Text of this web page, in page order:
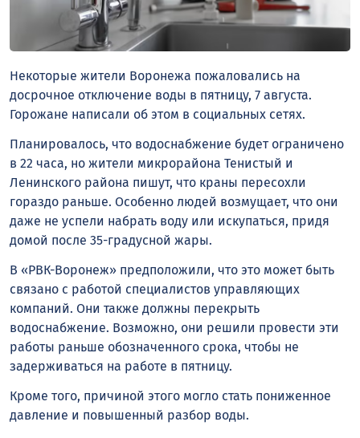
Некоторые жители Воронежа пожаловались на
досрочное отключение воды в пятницу, 7 августа.
Горожане написали об этом в социальных сетях.
Планировалось, что водоснабжение будет ограничено
в 22 часа, но жители микрорайона Тенистый и
Ленинского района пишут, что краны пересохли
гораздо раньше. Особенно людей возмущает, что они
даже не успели набрать воду или искупаться, придя
домой после 35-градусной жары.
В «РВК-Воронеж» предположили, что это может быть
связано с работой специалистов управляющих
компаний. Они также должны перекрыть
водоснабжение. Возможно, они решили провести эти
работы раньше обозначенного срока, чтобы не
задерживаться на работе в пятницу.
Кроме того, причиной этого могло стать пониженное
давление и повышенный разбор воды.